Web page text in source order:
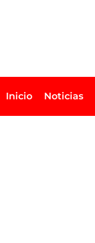
Inicio Noticias